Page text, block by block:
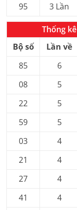
95 3 Lần
Thống
Bộ số
Lần về
85
6
08 5
22 5
59 5
03 4
21 4
27 4
41 4